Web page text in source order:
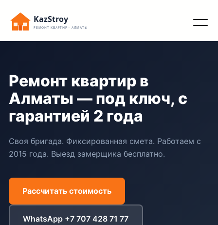
Перейти
содержимому
KazStroy
РЕМОНТ КВАРТИР · АЛМАТЫ
Ремонт квартир в
Алматы — под ключ, с
гарантией 2 года
Своя бригада. Фиксированная смета. Работаем с
2015 года. Выезд замерщика бесплатно.
Рассчитать стоимость
WhatsApp +7 707 428 71 77